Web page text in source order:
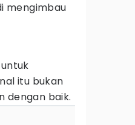
mengimbau
itu bukan
dengan baik.